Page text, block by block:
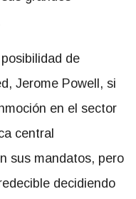
de
Jerome Powell, si
en el sector
central
sus mandatos, pero
decidiendo